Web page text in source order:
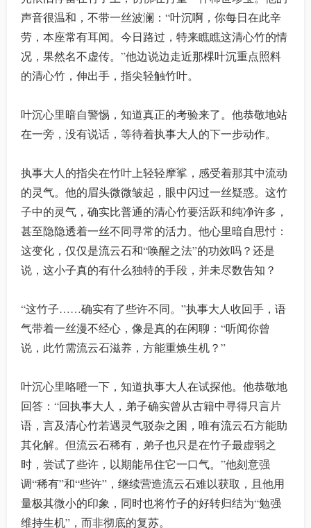
声音很温和，不带一丝波澜：“叶沉啊，你每日在此辛
劳，本座常有耳闻。今日路过，特来瞧瞧这清心竹的情
况，果然名不虚传。”他边说边走近那棵叶沉重点照料
的清心竹，伸出手，指尖轻触竹叶。
叶沉心里暗自警惕，知道真正的考验来了。他恭敬地站
在一旁，没有说话，等待着执事大人的下一步动作。
执事大人的指尖在竹叶上轻轻摩挲，感受着那其中流动
的灵气。他的眉头微微皱起，眼中闪过一丝疑惑。这竹
子中的灵气，确实比普通的清心竹要活跃和纯净许多，
甚至隐隐透着一丝不同寻常的活力。他心里暗自思忖：
这变化，仅仅是流云石和“唤醒之法”的功效吗？还是
说，这小子真的有什么独特的手段，并未尽数告知？
“这竹子……确实有了些许不同。”执事大人收回手，语
气带着一丝漫不经心，像是真的在闲聊：“听闻你曾
说，此竹需流云石滋养，方能重焕生机？”
叶沉心里咯噔一下，知道执事大人在试探他。他恭敬地
回答：“回执事大人，弟子确实曾从古籍中寻得只言片
语，言及清心竹若遇灵气驳杂之困，唯有流云石方能助
其化解。但流云石稀有，弟子也只是在竹子最虚弱之
时，尝试了些许，以期能吊住它一口气。”他刻意强
调“稀有”和“些许”，继续营造流云石难以获取，且他用
量极其微小的印象，同时也将竹子的好转归结为“勉强
维持生机”，而非彻底的复苏。